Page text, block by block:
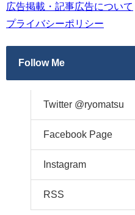
広告掲載・記事広告について
プライバシーポリシー
Follow Me
Twitter @ryomatsu
Facebook Page
Instagram
RSS